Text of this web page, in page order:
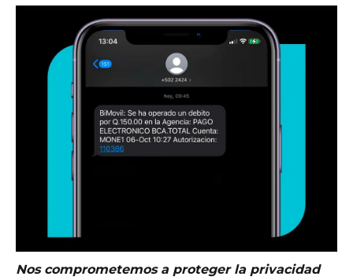
Nos comprometemos a proteger la privacidad